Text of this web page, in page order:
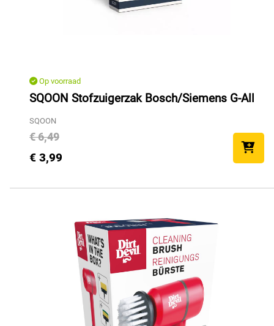
Op voorraad
SQOON Stofzuigerzak Bosch/Siemens G-All
SQOON
€ 6,49
€ 3,99